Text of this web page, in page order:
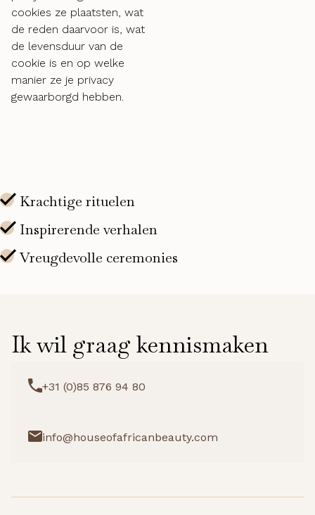
cookies ze plaatsten, wat
de reden daarvoor is, wat
de levensduur van de
cookie is en op welke
manier ze je privacy
gewaarborgd hebben.
Ik wil graag kennismaken
+31 (0)85 876 94 80
info@houseofafricanbeauty.com